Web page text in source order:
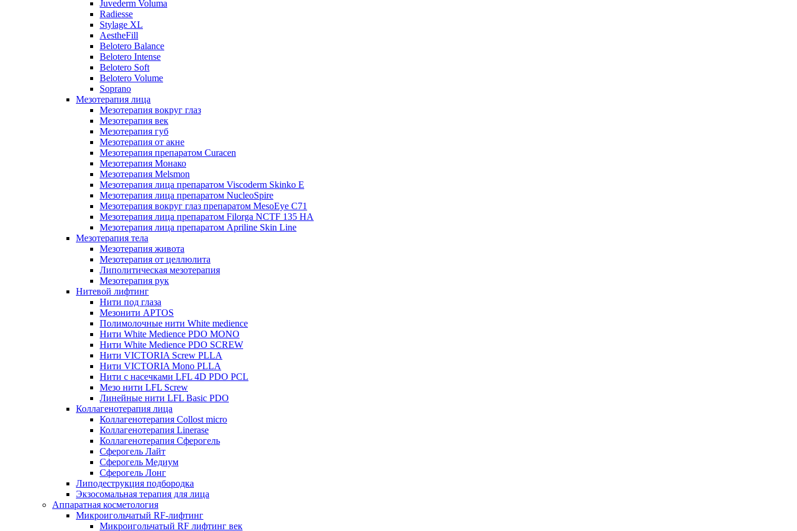
Juvederm Voluma
Radiesse
Stylage XL
AestheFill
Belotero Balance
Belotero Intense
Belotero Soft
Belotero Volume
Soprano
Мезотерапия лица
Мезотерапия вокруг глаз
Мезотерапия век
Мезотерапия губ
Мезотерапия от акне
Мезотерапия препаратом Curacen
Мезотерапия Монако
Мезотерапия Melsmon
Мезотерапия лица препаратом Viscoderm Skinko E
Мезотерапия лица препаратом NucleoSpire
Мезотерапия вокруг глаз препаратом MesoEye С71
Мезотерапия лица препаратом Filorga NCTF 135 HA
Мезотерапия лица препаратом Apriline Skin Line
Мезотерапия тела
Мезотерапия живота
Мезотерапия от целлюлита
Липолитическая мезотерапия
Мезотерапия рук
Нитевой лифтинг
Нити под глаза
Мезонити APTOS
Полимолочные нити White medience
Нити White Medience PDO MONO
Нити White Medience PDO SCREW
Нити VICTORIA Screw PLLA
Нити VICTORIA Mono PLLA
Нити с насечками LFL 4D PDO PCL
Мезо нити LFL Screw
Линейные нити LFL Basic PDO
Коллагенотерапия лица
Коллагенотерапия Collost micro
Коллагенотерапия Linerase
Коллагенотерапия Сферогель
Сферогель Лайт
Сферогель Медиум
Сферогель Лонг
Липодеструкция подбородка
Экзосомальная терапия для лица
Аппаратная косметология
Микроигольчатый RF-лифтинг
Микроигольчатый RF лифтинг век